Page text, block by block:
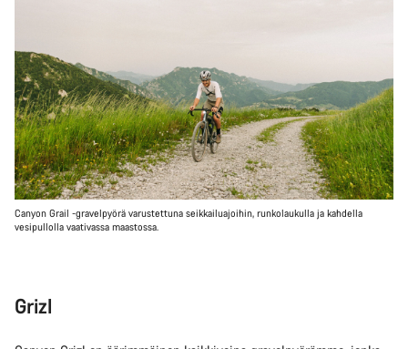
Canyon Grail -gravelpyörä varustettuna seikkailuajoihin, runkolaukulla ja kahdella
vesipullolla vaativassa maastossa.
Grizl